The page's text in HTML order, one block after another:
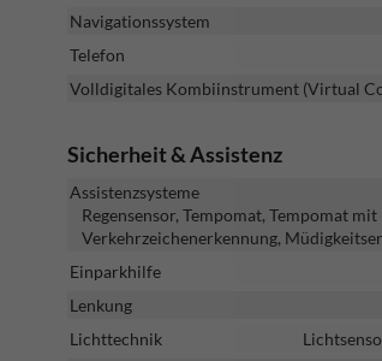
Navigationssystem
Telefon
Volldigitales Kombiinstrument (Virtual
Sicherheit & Assistenz
Assistenzsysteme
Regensensor, Tempomat, Tempomat
Verkehrzeichenerkennung,
Einparkhilfe
Lenkung
Lichttechnik